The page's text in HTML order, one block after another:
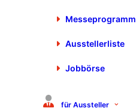
Messeprogramm
Ausstellerliste
Jobbörse
für Aussteller